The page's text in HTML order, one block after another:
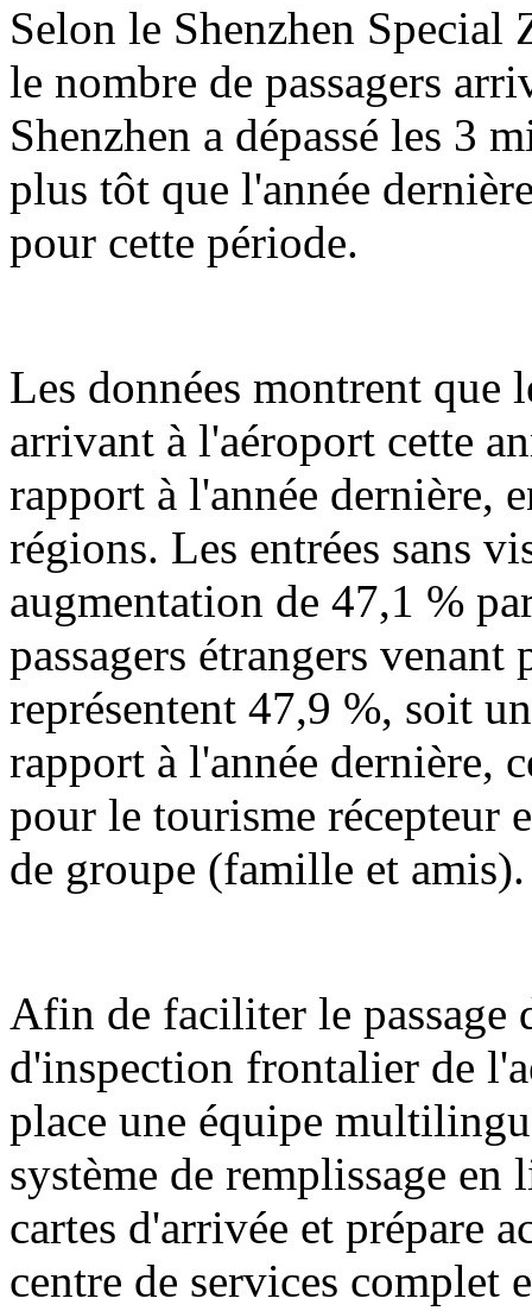
Selon le Shenzhen
le nombre de passagers
Shenzhen a dépassé les 3
plus tôt que l'année
pour cette période.
Les données montrent que
arrivant à l'aéroport cette
rapport à l'année dernière,
régions. Les entrées sans
augmentation de 47,1 %
passagers étrangers
représentent 47,9 %, soit
rapport à l'année dernière,
pour le tourisme récepteur
de groupe (famille et amis).
Afin de faciliter le passage
d'inspection frontalier de
place une équipe
système de remplissage
cartes d'arrivée et prépare
centre de services complet